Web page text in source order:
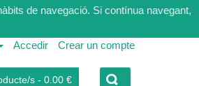
de navegació. Si contínua navegant,
Accedir Crear un compte
s - 0.00 €